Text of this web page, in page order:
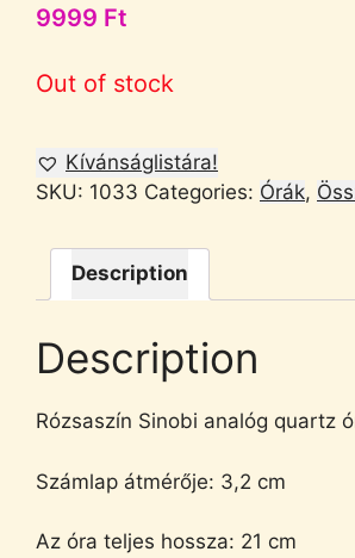
9999 Ft
Out of stock
Kívánságlistára!
SKU: 1033 Categories: Órák,
Description
Description
Rózsaszín Sinobi analóg quartz
Számlap átmérője: 3,2 cm
Az óra teljes hossza: 21 cm